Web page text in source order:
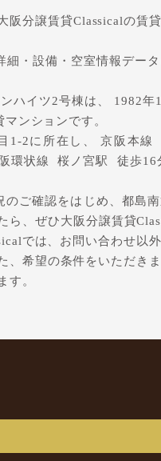
阪分譲賃貸Classicalの賃
・設備・空室情報デー
ハイツ2号棟は、 1982年
ンションです。
1-2に所在し、 京阪本
環状線 桜ノ宮駅 徒歩16
ご確認をはじめ、都島
ら、ぜひ大阪分譲賃貸
では、お問い合わせ以
希望の条件をいただき
す。